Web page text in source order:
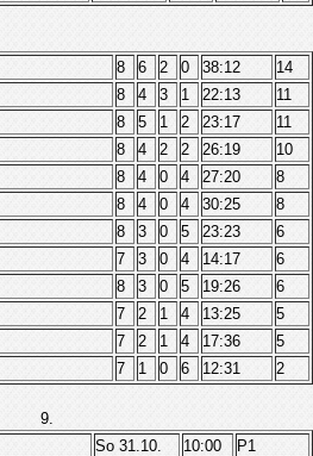
8 6 2 0 38:12
14
8 4 3 1 22:13
11
8 5 1 2 23:17
11
8 4 2 2 26:19
10
8 4 0 4 27:20
8
8 4 0 4 30:25
8
8 3 0 5 23:23
6
7 3 0 4 14:17
6
8 3 0 5 19:26
6
7 2 1 4 13:25
5
7 2 1 4 17:36
5
7 1 0 6 12:31 2
9.
So 31.10. 10:00
P1